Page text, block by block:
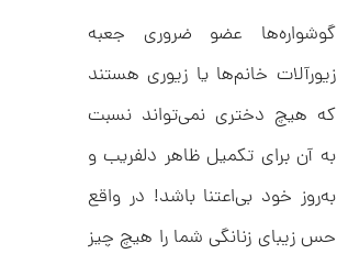
گوشواره‌ها عضو ضروری جعبه
زیورآلات خانم‌ها یا زیوری هستند
که هیچ دختری نمی‌تواند نسبت
به آن برای تکمیل ظاهر دلفریب و
به‌روز خود بی‌اعتنا باشد! در واقع
حس زیبای زنانگی شما را هیچ چیز